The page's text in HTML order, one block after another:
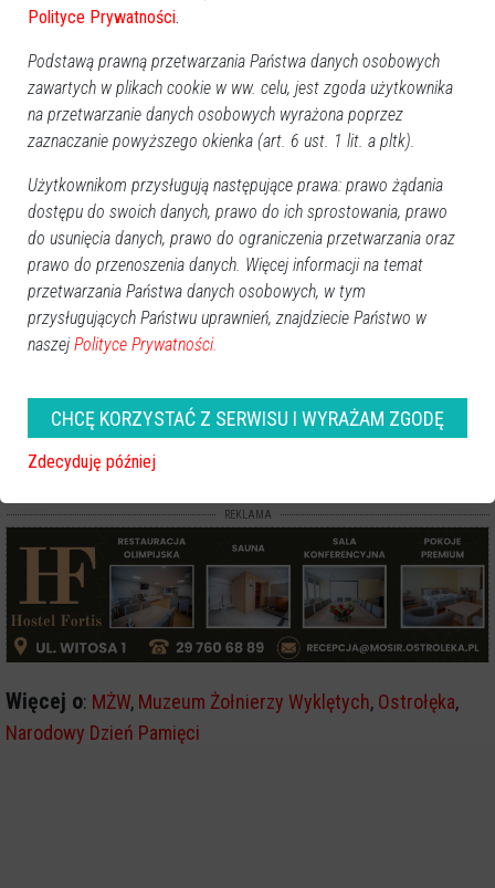
zwiedzanie plenerowej wystawy czasowej pt. „Łukasz
Ciepliński”
Współorganizatorami obchodów są Oddział Okręgowy
Narodowego Banku Polskiego w Warszawie oraz
Dofinansowano ze środków Ministra Kultury i Dziedzictwa
Narodowego.
GOOGLE NEWS
Dodaj eOstroleka do obserwowanych źródeł w Google News.
REKLAMA
Więcej o: MŻW, Muzeum Żołnierzy Wyklętych, Ostrołęka,
Narodowy Dzień Pamięci
Polityce Prywatności.
Podstawą prawną przetwarzania Państwa danych osobowych
zawartych w plikach cookie w ww. celu, jest zgoda użytkownika
na przetwarzanie danych osobowych wyrażona poprzez
zaznaczanie powyższego okienka (art. 6 ust. 1 lit. a pltk).
Użytkownikom przysługują następujące prawa: prawo żądania
dostępu do swoich danych, prawo do ich sprostowania, prawo
do usunięcia danych, prawo do ograniczenia przetwarzania oraz
prawo do przenoszenia danych. Więcej informacji na temat
przetwarzania Państwa danych osobowych, w tym
przysługujących Państwu uprawnień, znajdziecie Państwo w
naszej Polityce Prywatności.
CHCĘ KORZYSTAĆ Z SERWISU I WYRAŻAM ZGODĘ
Zdecyduję później